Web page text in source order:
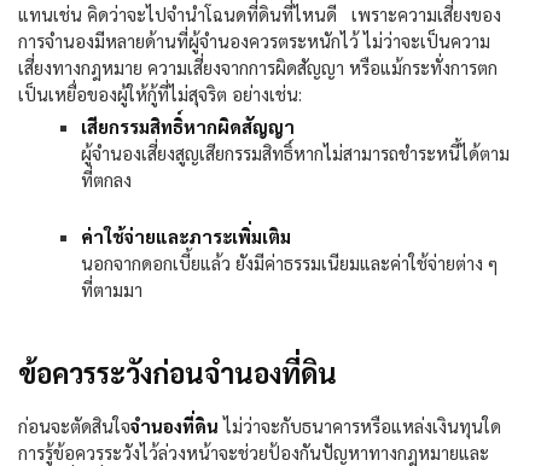
แทนเช่น คิดว่าจะไปจำนำโฉนดที่ดินที่ไหนดี
เพราะความเสี่ยงของ
การจำนองมีหลายด้านที่ผู้จำนองควรตระหนักไว้ ไม่ว่าจะเป็นความ
เสี่ยงทางกฎหมาย ความเสี่ยงจากการผิดสัญญา หรือแม้กระทั่งการตก
เป็นเหยื่อของผู้ให้กู้ที่ไม่สุจริต อย่างเช่น:
เสียกรรมสิทธิ์หากผิดสัญญา
ผู้จำนองเสี่ยงสูญเสียกรรมสิทธิ์หากไม่สามารถชำระหนี้ได้ตาม
ที่ตกลง
ค่าใช้จ่ายและภาระเพิ่มเติม
นอกจากดอกเบี้ยแล้ว ยังมีค่าธรรมเนียมและค่าใช้จ่ายต่าง ๆ
ที่ตามมา
ข้อควรระวังก่อนจำนองที่ดิน
ก่อนจะตัดสินใจจำนองที่ดิน ไม่ว่าจะกับธนาคารหรือแหล่งเงินทุนใด
การรู้ข้อควรระวังไว้ล่วงหน้าจะช่วยป้องกันปัญหาทางกฎหมายและ